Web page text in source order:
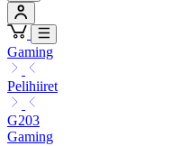
Gaming
Pelihiiret
G203
Gaming